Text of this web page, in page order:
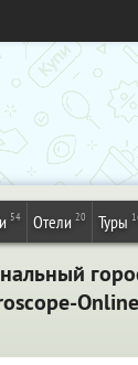
54 Отели 20 Туры